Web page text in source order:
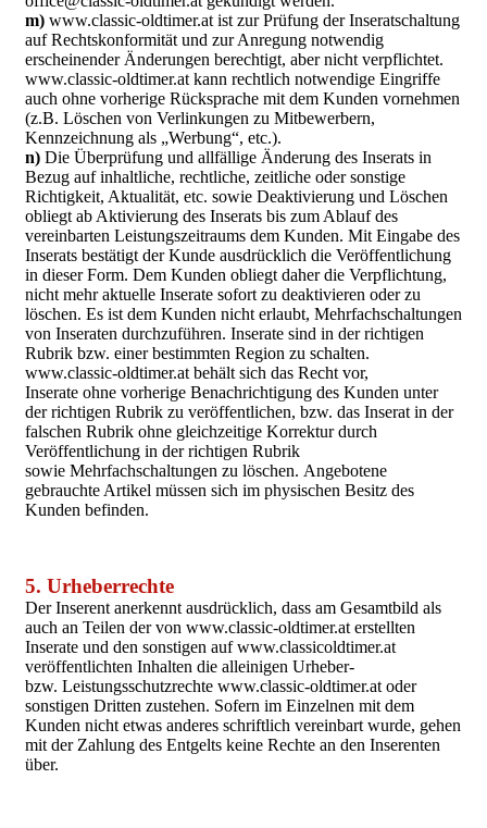
m) www.classic-oldtimer.at ist zur Prüfung der Inseratschaltung
auf Rechtskonformität und zur Anregung notwendig
erscheinender Änderungen berechtigt, aber nicht verpflichtet.
www.classic-oldtimer.at kann rechtlich notwendige Eingriffe
auch ohne vorherige Rücksprache mit dem Kunden vornehmen
(z.B. Löschen von Verlinkungen zu Mitbewerbern,
Kennzeichnung als „Werbung“, etc.).
n) Die Überprüfung und allfällige Änderung des Inserats in
Bezug auf inhaltliche, rechtliche, zeitliche oder sonstige
Richtigkeit, Aktualität, etc. sowie Deaktivierung und Löschen
obliegt ab Aktivierung des Inserats bis zum Ablauf des
vereinbarten Leistungszeitraums dem Kunden. Mit Eingabe des
Inserats bestätigt der Kunde ausdrücklich die Veröffentlichung
in dieser Form. Dem Kunden obliegt daher die Verpflichtung,
nicht mehr aktuelle Inserate sofort zu deaktivieren oder zu
löschen. Es ist dem Kunden nicht erlaubt, Mehrfachschaltungen
von Inseraten durchzuführen. Inserate sind in der richtigen
Rubrik bzw. einer bestimmten Region zu schalten.
www.classic-oldtimer.at behält sich das Recht vor,
Inserate ohne vorherige Benachrichtigung des Kunden unter
der richtigen Rubrik zu veröffentlichen, bzw. das Inserat in der
falschen Rubrik ohne gleichzeitige Korrektur durch
Veröffentlichung in der richtigen Rubrik
sowie Mehrfachschaltungen zu löschen. Angebotene
gebrauchte Artikel müssen sich im physischen Besitz des
Kunden befinden.
5. Urheberrechte
Der Inserent anerkennt ausdrücklich, dass am Gesamtbild als
auch an Teilen der von www.classic-oldtimer.at erstellten
Inserate und den sonstigen auf www.classicoldtimer.at
veröffentlichten Inhalten die alleinigen Urheber-
bzw. Leistungsschutzrechte www.classic-oldtimer.at oder
sonstigen Dritten zustehen. Sofern im Einzelnen mit dem
Kunden nicht etwas anderes schriftlich vereinbart wurde, gehen
mit der Zahlung des Entgelts keine Rechte an den Inserenten
über.